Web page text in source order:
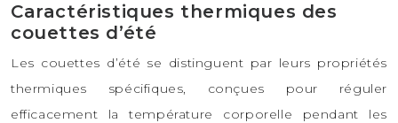
Caractéristiques thermiques des
couettes d’été
Les couettes d’été se distinguent par leurs propriétés
thermiques spécifiques, conçues pour réguler
efficacement la température corporelle pendant les